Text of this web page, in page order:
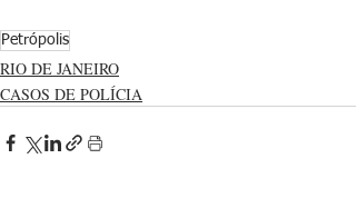
Petrópolis
RIO DE JANEIRO
CASOS DE POLÍCIA